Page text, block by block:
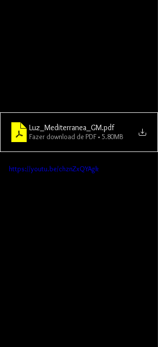
Luz_Mediterranea_GM.pdf
Fazer download de PDF • 5.80MB
https://youtu.be/chznZxQYAgk